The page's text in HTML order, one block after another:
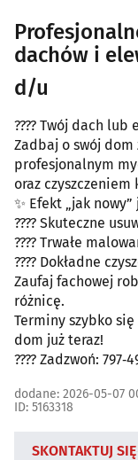
dachów i
d/u
???? Twój dach lub
Zadbaj o swój dom
profesjonalnym
oraz
✨ Efekt „jak
???? Skuteczne
???? Trwałe
???? Dokładne
Zaufaj fachowej
różnicę.
Terminy szybko
dom już teraz!
???? Zadzwoń:
dodane: 2026-05-07
ID: 5163318
SKONTAKTUJ SIĘ